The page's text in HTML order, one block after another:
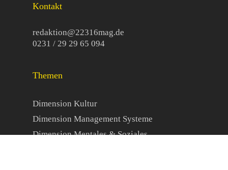
Kontakt
redaktion@22316mag.de
0231 / 29 29 65 094
Themen
Dimension Kultur
Dimension Management Systeme
Dimension Mentales & Soziales